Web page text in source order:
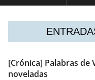
[Crónica] Palabras de
noveladas